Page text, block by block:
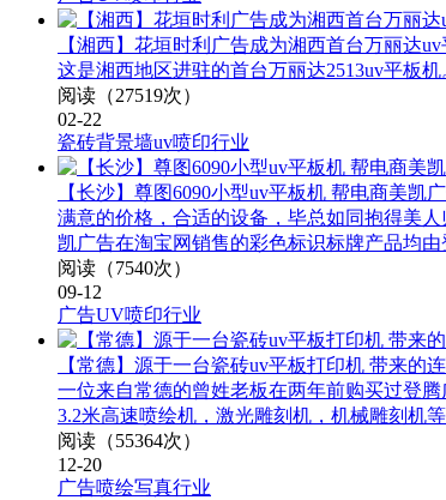
【湘西】花垣时利广告成为湘西首台万丽达
这是湘西地区进驻的首台万丽达2513uv平板
阅读（27519次）
02-22
瓷砖背景墙uv喷印行业
【长沙】尊图6090小型uv平板机 帮电商美凯
满意的价格，合适的设备，毕总如同抱得美
凯广告在淘宝网销售的彩色标识标牌产品均由
阅读（7540次）
09-12
广告UV喷印行业
【常德】源于一台瓷砖uv平板打印机 带来的
一位来自常德的曾姓老板在两年前购买过登
3.2米高速喷绘机，激光雕刻机，机械雕刻机等
阅读（55364次）
12-20
广告喷绘写真行业